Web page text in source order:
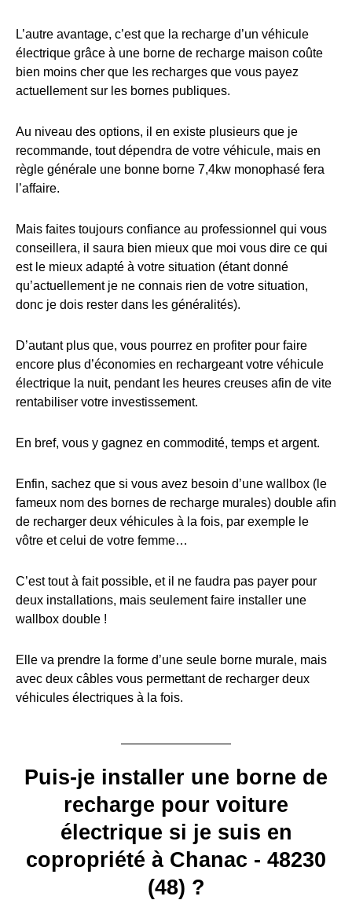
L’autre avantage, c’est que la recharge d’un véhicule
électrique grâce à une borne de recharge maison coûte
bien moins cher que les recharges que vous payez
actuellement sur les bornes publiques.
Au niveau des options, il en existe plusieurs que je
recommande, tout dépendra de votre véhicule, mais en
règle générale une bonne borne 7,4kw monophasé fera
l’affaire.
Mais faites toujours confiance au professionnel qui vous
conseillera, il saura bien mieux que moi vous dire ce qui
est le mieux adapté à votre situation (étant donné
qu’actuellement je ne connais rien de votre situation,
donc je dois rester dans les généralités).
D’autant plus que, vous pourrez en profiter pour faire
encore plus d’économies en rechargeant votre véhicule
électrique la nuit, pendant les heures creuses afin de vite
rentabiliser votre investissement.
En bref, vous y gagnez en commodité, temps et argent.
Enfin, sachez que si vous avez besoin d’une wallbox (le
fameux nom des bornes de recharge murales) double afin
de recharger deux véhicules à la fois, par exemple le
vôtre et celui de votre femme…
C’est tout à fait possible, et il ne faudra pas payer pour
deux installations, mais seulement faire installer une
wallbox double !
Elle va prendre la forme d’une seule borne murale, mais
avec deux câbles vous permettant de recharger deux
véhicules électriques à la fois.
Puis-je installer une borne de
recharge pour voiture
électrique si je suis en
copropriété à Chanac - 48230
(48) ?